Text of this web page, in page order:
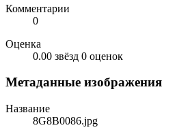
Комментарии
0
Оценка
0.00 звёзд 0 оценок
Метаданные изображения
Название
8G8B0086.jpg